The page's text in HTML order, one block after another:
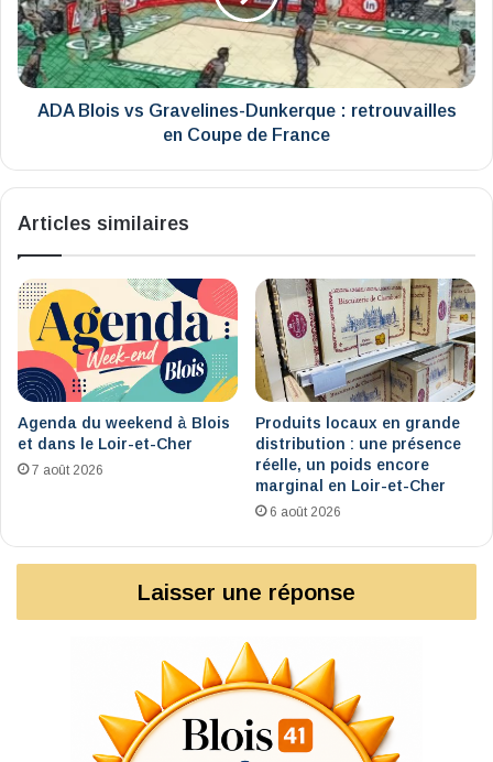
:
retrouvailles
en
Coupe
ADA Blois vs Gravelines-Dunkerque : retrouvailles
en Coupe de France
Articles similaires
Agenda du weekend à Blois
et dans le Loir-et-Cher
7 août 2026
Produits locaux en grande
distribution : une présence
réelle, un poids encore
marginal en Loir-et-Cher
6 août 2026
Laisser une réponse